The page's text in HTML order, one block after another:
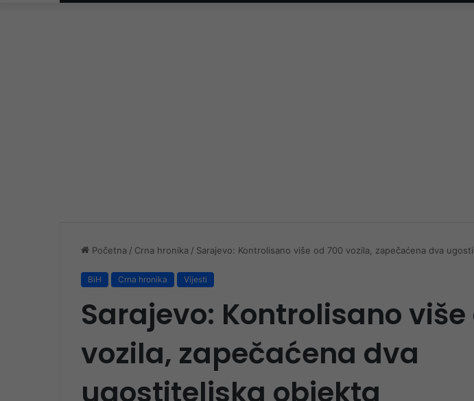
Početna / Crna hronika / Sarajevo: Kontrolisano više od 700 vozila, zapečaćena dva
BiH Crna hronika Vijesti
Sarajevo: Kontrolisano više
vozila, zapečaćena dva
ugostiteljska objekta